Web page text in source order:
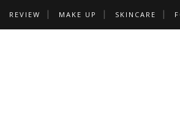
REVIEW MAKE UP SKINCARE